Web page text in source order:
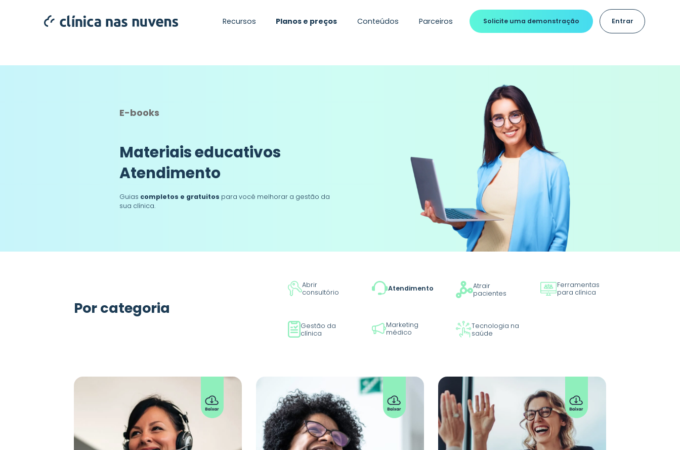
Recursos Planos e preços Conteúdos Parceiros Solicite uma demonstração Entrar
E-books
Materiais educativos
Atendimento
Guias completos e gratuitos para você melhorar a gestão da
sua clínica.
Por categoria
Abrir
consultório
Atendimento
Atrair
pacientes
Ferramentas
para clínica
Gestão da
clínica
Marketing
médico
Tecnologia na
saúde